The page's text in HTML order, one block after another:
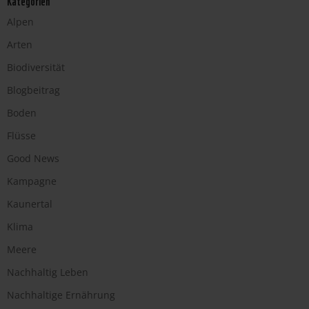
Alpen
Arten
Biodiversität
Blogbeitrag
Boden
Flüsse
Good News
Kampagne
Kaunertal
Klima
Meere
Nachhaltig Leben
Nachhaltige Ernährung